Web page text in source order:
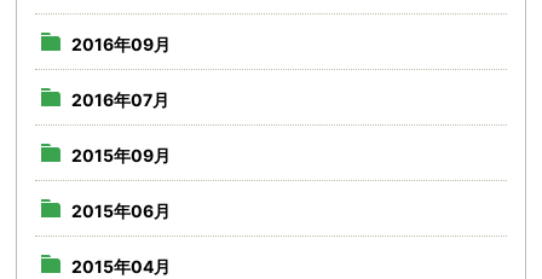
2016年09月
2016年07月
2015年09月
2015年06月
2015年04月